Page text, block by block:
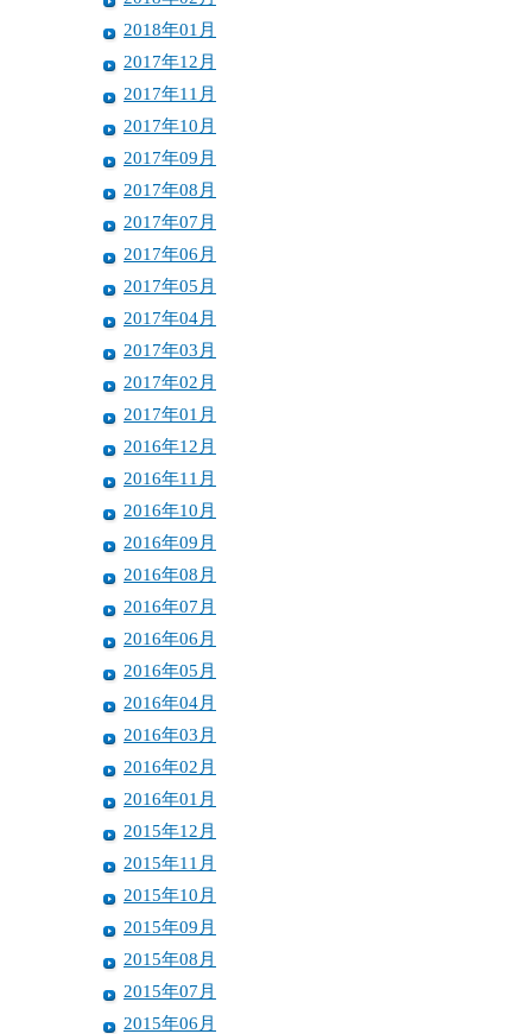
2018年01月
2017年12月
2017年11月
2017年10月
2017年09月
2017年08月
2017年07月
2017年06月
2017年05月
2017年04月
2017年03月
2017年02月
2017年01月
2016年12月
2016年11月
2016年10月
2016年09月
2016年08月
2016年07月
2016年06月
2016年05月
2016年04月
2016年03月
2016年02月
2016年01月
2015年12月
2015年11月
2015年10月
2015年09月
2015年08月
2015年07月
2015年06月